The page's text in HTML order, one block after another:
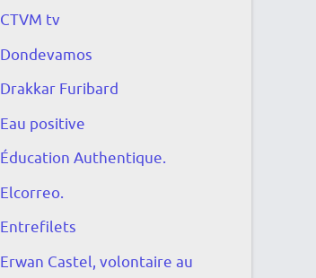
CTVM tv
Dondevamos
Drakkar Furibard
Eau positive
Éducation Authentique.
Elcorreo.
Entrefilets
Erwan Castel, volontaire au